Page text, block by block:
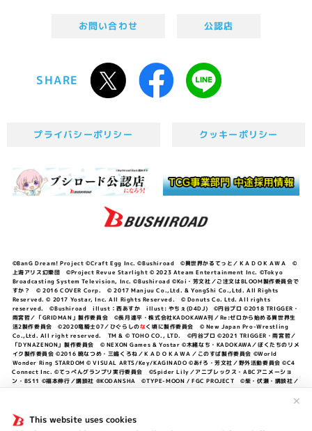
This website uses cookies
✕
お問い合わせ 公認店
SHARE
プライバシーポリシー クッキーポリシー
©BanG Dream! Project ©Craft Egg Inc. ©Bushiroad ©異世界かるてっと／ＫＡＤＯＫＡＷＡ ©
上海アリス幻樂団 ©Project Revue Starlight © 2023 Ateam Entertainment Inc. ©Tokyo
Broadcasting System Television, Inc. ©Bushiroad ©Koi・芳文社／ご注文はBLOOM製作委員会で
すか？ © 2016 COVER Corp. © 2017 Manjuu Co.,Ltd. & YongShi Co.,Ltd. All Rights
Reserved. © 2017 Yostar, Inc. All Rights Reserved. © Donuts Co. Ltd. All rights
reserved. ©Bushiroad illust：西あすか illust: やちぇ(D4DJ) ©円谷プロ ©2018 TRIGGER・
雨宮哲／「GRIDMAN」製作委員会 ©長月達平・株式会社KADOKAWA刊／Re:ゼロから始める異世界生
活2製作委員会 ©2020竜騎士07／ひぐらしのなく頃に製作委員会 © New Japan Pro-Wrestling
Co.,Ltd. All right reserved. TM & © TOHO CO., LTD. ©円谷プロ ©2021 TRIGGER・雨宮哲／
「DYNAZENON」製作委員会 © NEXON Games & Yostar ©木緒なち・KADOKAWA／ぼくたちのリメ
イク製作委員会 ©2016 暁なつめ・三嶋くろね／ＫＡＤＯＫＡＷＡ／このすば製作委員会 ©World
Wonder Ring STARDOM © VISUAL ARTS/Key/KAGINADO ©あfろ・芳文社／野外活動委員会 ©C4
Connect Inc. ©てっぺんグランプリ実行委員会 ©Spider Lily／アニプレックス・ABCアニメーショ
ン・BS11 ©福本伸行／講談社 ®KODANSHA ©TYPE-MOON / FGC PROJECT ©柴・伏瀬・講談社／
©中村力斗・野澤ゆき子／集英社・君のことが大大大大大好きな製作委員会 ©IIS-P／ぽんのみち製作委
員会 ©円谷プロ ©2023 TRIGGER・雨宮哲／「劇場版グリッドマンユニバース」製作委員会 © NEXON